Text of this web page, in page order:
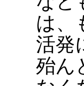
は、
活発
殆ん